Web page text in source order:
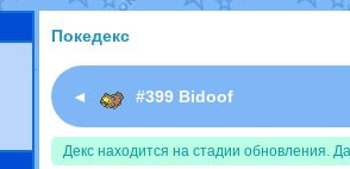
Покедекс
◄ #399 Bidoof
Декс находится на стадии обновления.